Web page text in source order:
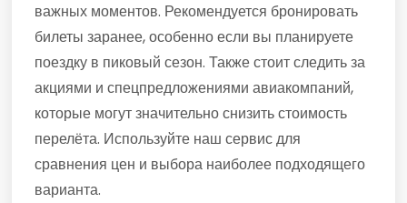
важных моментов. Рекомендуется бронировать
билеты заранее, особенно если вы планируете
поездку в пиковый сезон. Также стоит следить за
акциями и спецпредложениями авиакомпаний,
которые могут значительно снизить стоимость
перелёта. Используйте наш сервис для
сравнения цен и выбора наиболее подходящего
варианта.